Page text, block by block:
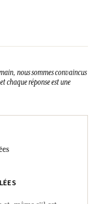
nous sommes convaincus
chaque réponse est une